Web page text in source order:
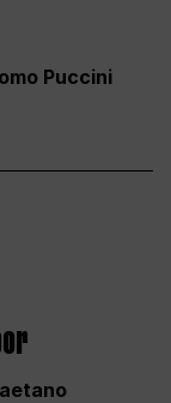
Puccini